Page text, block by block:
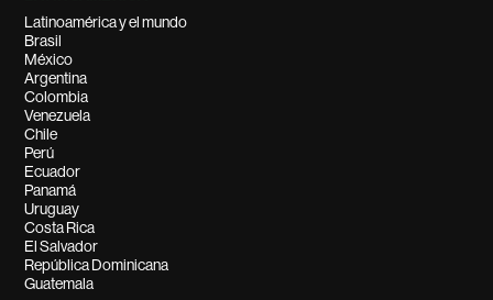
Latinoamérica y el mundo
Brasil
México
Argentina
Colombia
Venezuela
Chile
Perú
Ecuador
Panamá
Uruguay
Costa Rica
El Salvador
República Dominicana
Guatemala